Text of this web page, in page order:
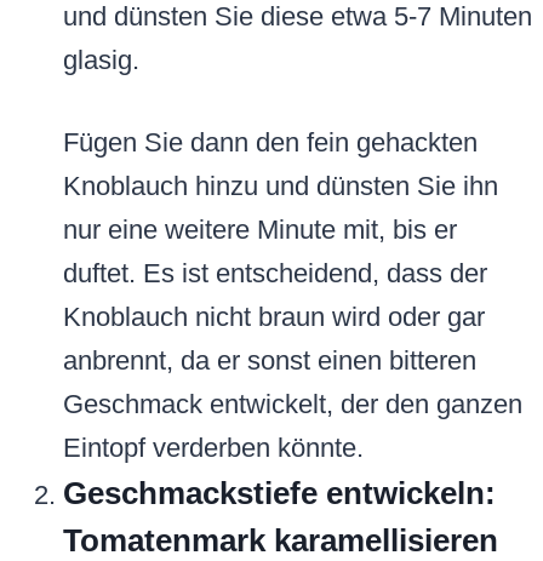
und dünsten Sie diese etwa 5-7 Minuten
glasig.
Fügen Sie dann den fein gehackten
Knoblauch hinzu und dünsten Sie ihn
nur eine weitere Minute mit, bis er
duftet. Es ist entscheidend, dass der
Knoblauch nicht braun wird oder gar
anbrennt, da er sonst einen bitteren
Geschmack entwickelt, der den ganzen
Eintopf verderben könnte.
Geschmackstiefe entwickeln:
Tomatenmark karamellisieren